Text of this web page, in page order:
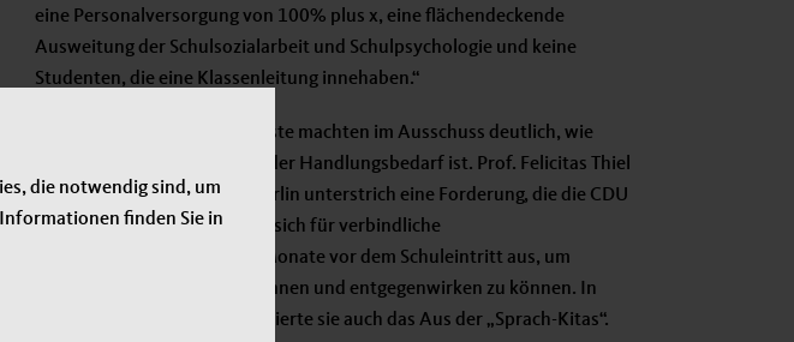
eine Personalversorgung von 100% plus x, eine flächendeckende
Ausweitung der Schulsozialarbeit und Schulpsychologie und keine
Studenten, die eine Klassenleitung innehaben.“
Auch andere eingeladene Gäste machten im Ausschuss deutlich, wie
dringend oder gar überfällig der Handlungsbedarf ist. Prof. Felicitas Thiel
von der Freien Universität Berlin unterstrich eine Forderung, die die CDU
schon lange trägt: Sie spricht sich für verbindliche
Sprachstandsdiagnosen 18 Monate vor dem Schuleintritt aus, um
frühestmöglich Defizite erkennen und entgegenwirken zu können. In
diesem Zusammenhang kritisierte sie auch das Aus der „Sprach-Kitas“.
die notwendig sind, um
finden Sie in